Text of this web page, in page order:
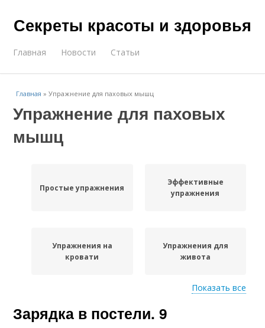
Секреты красоты и здоровья
Главная Новости Статьи
Главная »Упражнение для паховых мышц
Упражнение для паховых
мышц
Простые упражнения
Эффективные
упражнения
Упражнения на
кровати
Упражнения для
живота
Упражнение с опорой
Упражнение для
Показать все
Зарядка в постели. 9